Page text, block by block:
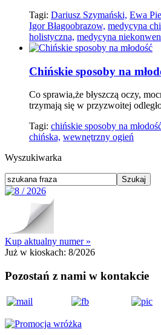
Tagi: Dariusz Szymański, Ewa
Igor Błagoobrazow, medycyna
holistyczna, medycyna
Chińskie sposoby na
Co sprawia,że błyszczą oczy,
trzymają się w przyzwoitej
Tagi: chińskie sposoby na
chińska, wewnętrzny ogień
Wyszukiwarka
Kup aktualny numer »
Już w kioskach: 8/2026
Pozostań z nami w kontakcie